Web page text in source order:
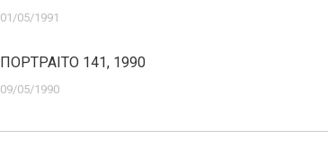
01/05/1991
ΠΟΡΤΡΑΙΤΟ 141, 1990
09/05/1990